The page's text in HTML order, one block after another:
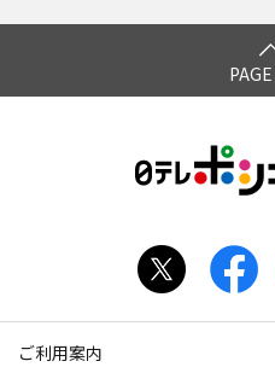
ご利用案内